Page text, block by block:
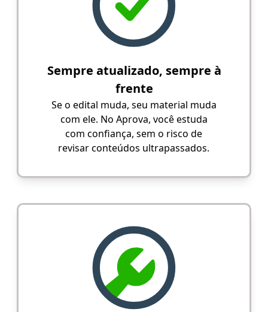
Sempre atualizado, sempre à
frente
Se o edital muda, seu material muda
com ele. No Aprova, você estuda
com confiança, sem o risco de
revisar conteúdos ultrapassados.